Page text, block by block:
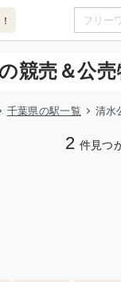
競売＆公
千葉県の駅一覧 清水
2 件見つ